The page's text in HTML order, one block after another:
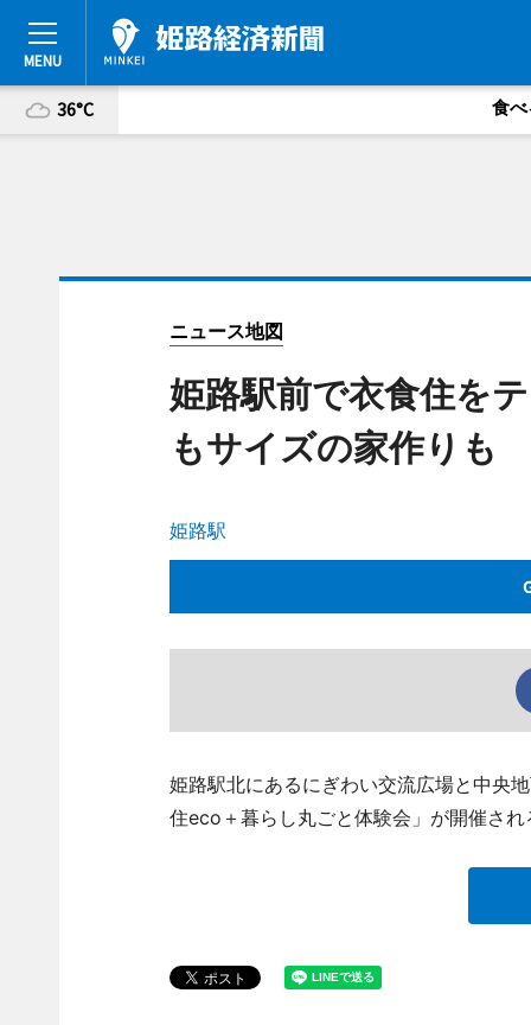
36°C 食べ
ニュース地図
姫路駅前で衣食住を
もサイズの家作りも
姫路駅
姫路駅北にあるにぎわい交流広場と中央
住eco＋暮らし丸ごと体験会」が開催され